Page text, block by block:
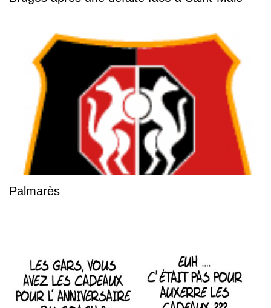
Palmarès